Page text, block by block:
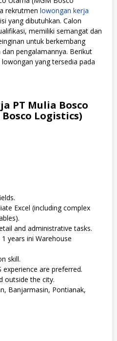
rekrutmen lowongan kerja
yang dibutuhkan. Calon
memiliki semangat dan
untuk berkembang
pengalamannya. Berikut
yang tersedia pada
PT Mulia Bosco
Logistics)
Excel (including complex
and administrative tasks.
years ini Warehouse
skill.
experience are preferred.
outside the city.
Banjarmasin, Pontianak,